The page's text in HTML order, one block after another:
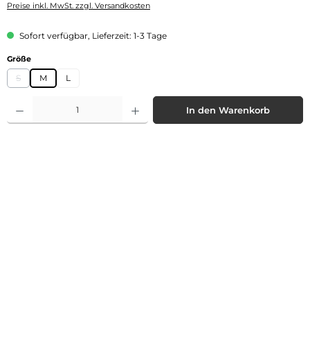
Preise inkl. MwSt. zzgl. Versandkosten
Sofort verfügbar, Lieferzeit: 1-3 Tage
Größeauswählen
S
(Diese Option ist zurzeit nicht verfügbar.)
M L
Produkt Anzahl: Gib den gewünschten Wert ein oder benutze die
In den Warenkorb